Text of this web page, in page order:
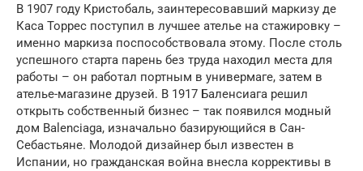
В 1907 году Кристобаль, заинтересовавший маркизу де
Каса Торрес поступил в лучшее ателье на стажировку –
именно маркиза поспособствовала этому. После столь
успешного старта парень без труда находил места для
работы – он работал портным в универмаге, затем в
ателье-магазине друзей. В 1917 Баленсиага решил
открыть собственный бизнес – так появился модный
дом Balenciaga, изначально базирующийся в Сан-
Себастьяне. Молодой дизайнер был известен в
Испании, но гражданская война внесла коррективы в